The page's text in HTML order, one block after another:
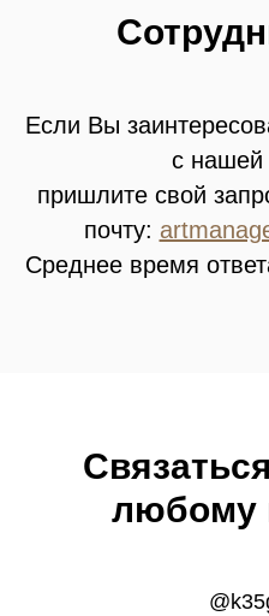
Если Вы
с нашей
пришлите свой
почту:
Среднее время
любому